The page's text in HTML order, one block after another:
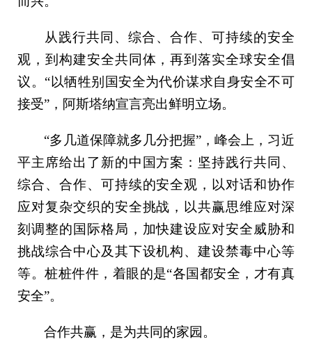
从践行共同、综合、合作、可持续的安全
观，到构建安全共同体，再到落实全球安全倡
议。“以牺牲别国安全为代价谋求自身安全不可
接受”，阿斯塔纳宣言亮出鲜明立场。
“多几道保障就多几分把握”，峰会上，习近
平主席给出了新的中国方案：坚持践行共同、
综合、合作、可持续的安全观，以对话和协作
应对复杂交织的安全挑战，以共赢思维应对深
刻调整的国际格局，加快建设应对安全威胁和
挑战综合中心及其下设机构、建设禁毒中心等
等。桩桩件件，着眼的是“各国都安全，才有真
安全”。
合作共赢，是为共同的家园。